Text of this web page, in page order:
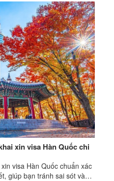
xin visa Hàn Quốc chi
visa Hàn Quốc chuẩn xác
giúp bạn tránh sai sót và